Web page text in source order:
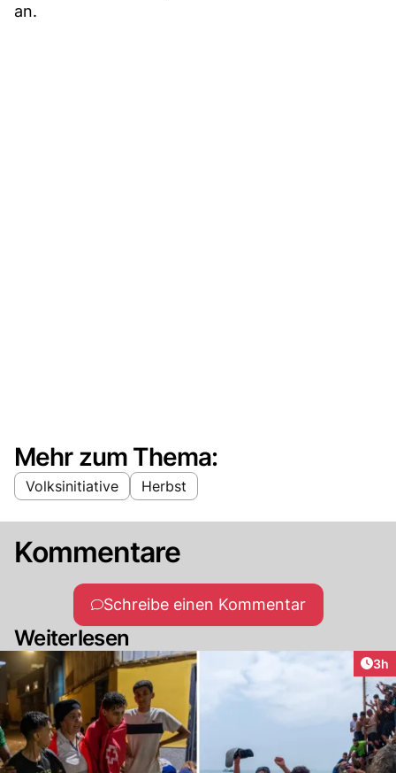
an.
Mehr zum Thema:
Volksinitiative Herbst
Kommentare
Schreibe einen Kommentar
Weiterlesen
3h